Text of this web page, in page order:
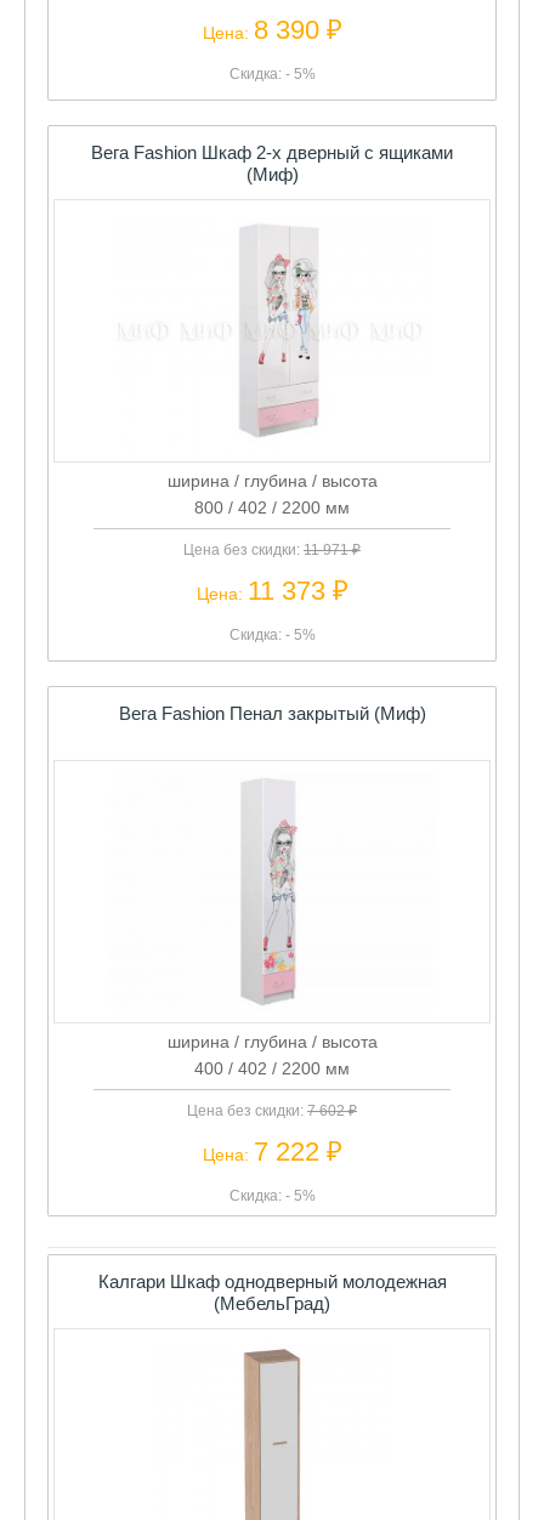
Цена: 8 390 ₽
Скидка: - 5%
Вега Fashion Шкаф 2-х дверный с ящиками
(Миф)
ширина / глубина / высота
800 / 402 / 2200 мм
Цена без скидки: 11 971 ₽
Цена: 11 373 ₽
Скидка: - 5%
Вега Fashion Пенал закрытый (Миф)
ширина / глубина / высота
400 / 402 / 2200 мм
Цена без скидки: 7 602 ₽
Цена: 7 222 ₽
Скидка: - 5%
Калгари Шкаф однодверный молодежная
(МебельГрад)